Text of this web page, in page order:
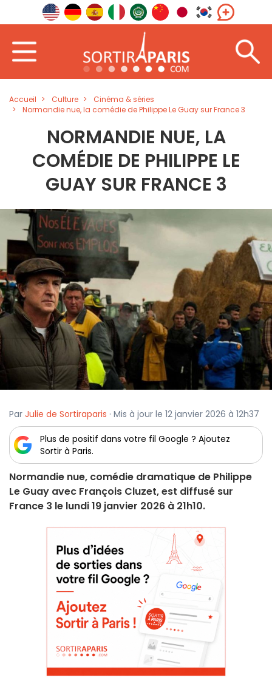
Accueil Culture
Cinéma & séries
Normandie nue, la comédie de Philippe Le Guay sur France 3
NORMANDIE NUE, LA
COMÉDIE DE PHILIPPE LE
GUAY SUR FRANCE 3
Par Julie de Sortiraparis · Mis à jour le 12 janvier 2026 à 12h37
Plus de positif dans votre fil Google ? Ajoutez
Sortir à Paris.
Normandie nue, comédie dramatique de Philippe
Le Guay avec François Cluzet, est diffusé sur
France 3 le lundi 19 janvier 2026 à 21h10.